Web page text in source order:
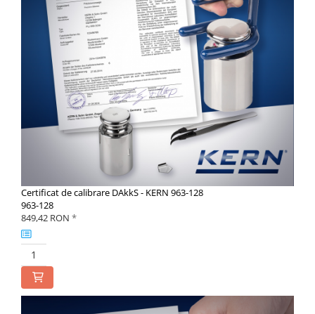
Certificat de calibrare DAkkS - KERN 963-128
963-128
849,42 RON *